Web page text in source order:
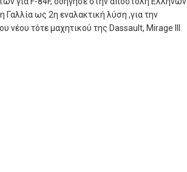
Γαλλία ως 2η εναλακτική λύση ,για την
νέου τότε μαχητικού της Dassault, Mirage III.